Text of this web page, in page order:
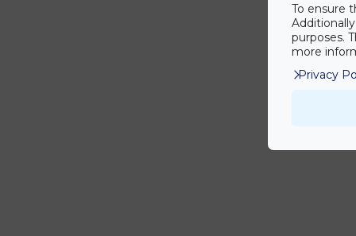
To ensure
purposes.
more
Privacy